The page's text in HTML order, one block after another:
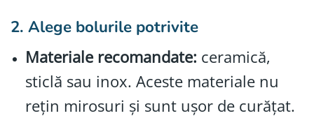
2. Alege bolurile potrivite
Materiale recomandate: ceramică,
sticlă sau inox. Aceste materiale nu
rețin mirosuri și sunt ușor de curățat.